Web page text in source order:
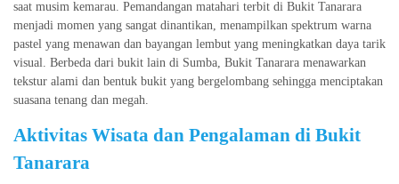
saat musim kemarau. Pemandangan matahari terbit di Bukit Tanarara
menjadi momen yang sangat dinantikan, menampilkan spektrum warna
pastel yang menawan dan bayangan lembut yang meningkatkan daya tarik
visual. Berbeda dari bukit lain di Sumba, Bukit Tanarara menawarkan
tekstur alami dan bentuk bukit yang bergelombang sehingga menciptakan
suasana tenang dan megah.
Aktivitas Wisata dan Pengalaman di Bukit
Tanarara